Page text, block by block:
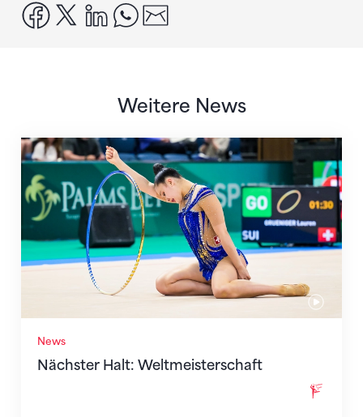
facebook
x linkedinwhatsapp
Weitere News
News
Nächster Halt: Weltmeisterschaft
Nächster Halt: Weltmeisterschaft